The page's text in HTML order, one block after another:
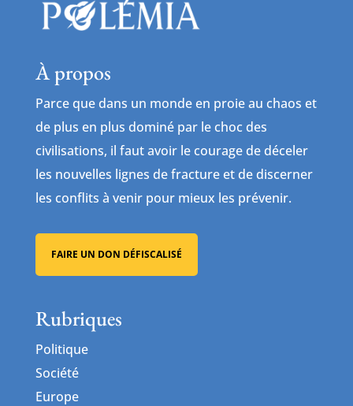
À propos
Parce que dans un monde en proie au chaos et
de plus en plus dominé par le choc des
civilisations, il faut avoir le courage de déceler
les nouvelles lignes de fracture et de discerner
les conflits à venir pour mieux les prévenir.
FAIRE UN DON DÉFISCALISÉ
Rubriques
Politique
Société
Europe